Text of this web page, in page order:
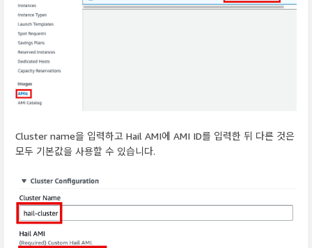
Cluster name을 입력하고 Hail AMI에 AMI ID를 입력한 뒤 다른 것은
모두 기본값을 사용할 수 있습니다.